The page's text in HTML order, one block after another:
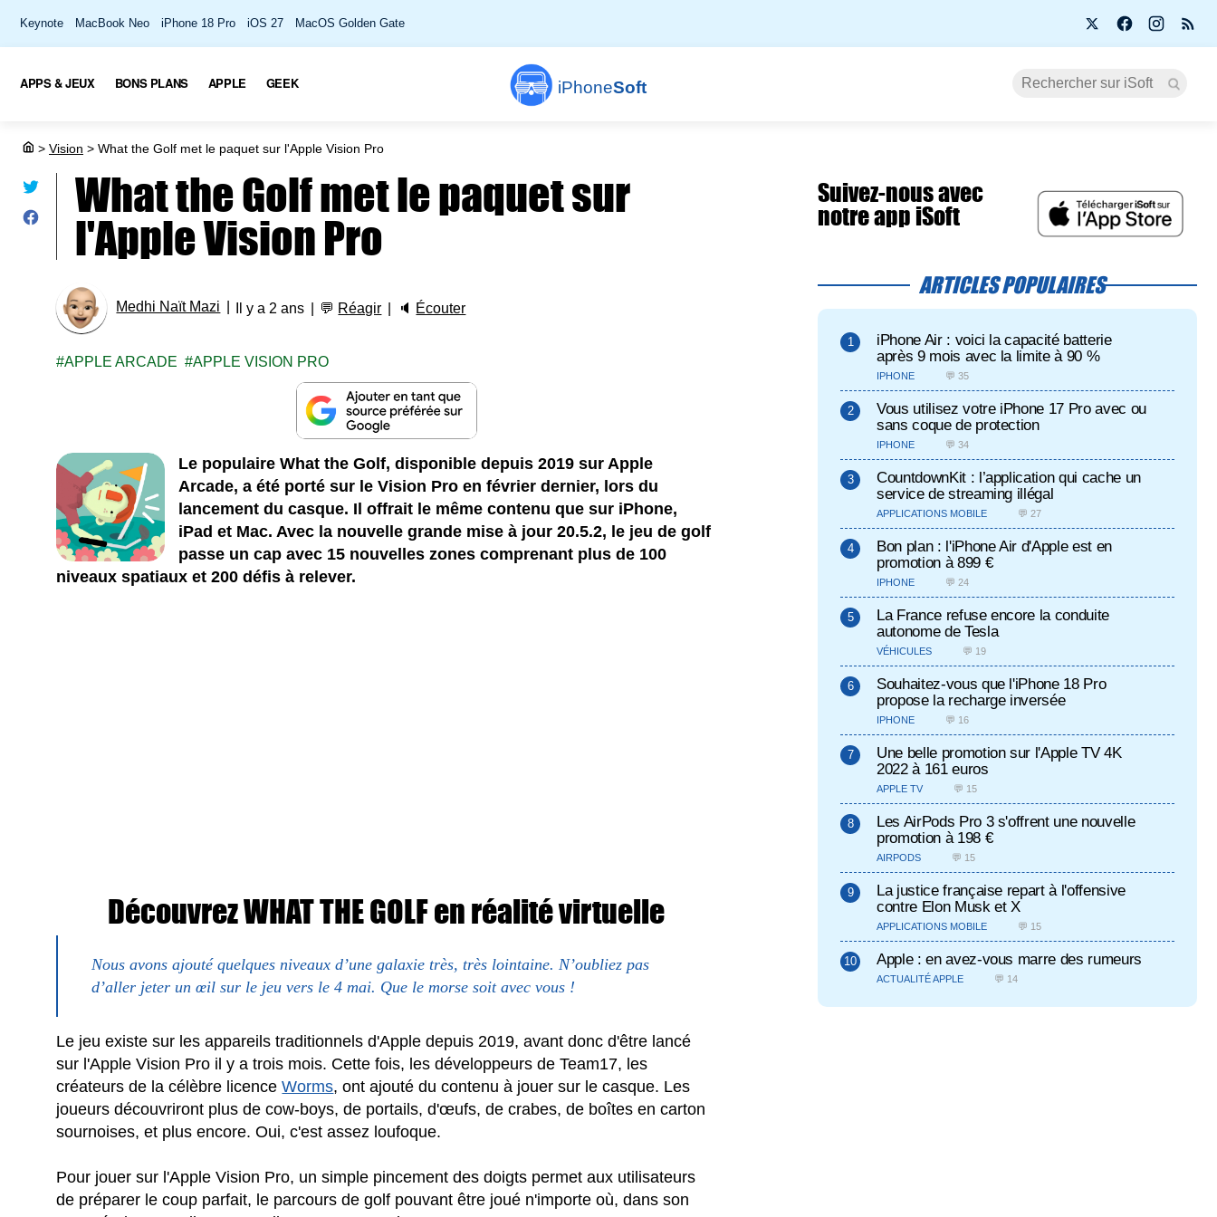
Keynote MacBook Neo iPhone 18 Pro iOS 27 MacOS Golden Gate
iPhoneSoft
APPS & JEUX BONS PLANS APPLE GEEK
> Vision > What the Golf met le paquet sur l'Apple Vision Pro
What the Golf met le paquet sur
l'Apple Vision Pro
Medhi Naït Mazi Il y a 2 ans 💬 Réagir 🔈 Écouter
APPLE ARCADE APPLE VISION PRO
Le populaire What the Golf, disponibledepuis 2019 sur Apple
Arcade, a été porté sur le Vision Pro en février dernier, lors du
lancement du casque. Il offrait le même contenu que sur iPhone,
iPad et Mac. Avec la nouvelle grande mise à jour20.5.2, le jeu de golf
passe un cap avec 15 nouvelles zonescomprenant plus de 100
niveaux spatiaux et 200 défis à relever.
Découvrez WHAT THE GOLF en réalité virtuelle
Nous avons ajouté quelques niveaux d’une galaxie très, très lointaine. N’oubliez pas
d’aller jeter un œil sur le jeu vers le 4 mai. Que le morse soit avec vous !
Le jeu existe sur les appareils traditionnels d'Apple depuis 2019, avant donc d'être lancé
sur l'Apple Vision Pro il y a trois mois. Cette fois, les développeurs de Team17, les
créateurs de la célèbre licenceWorms, ont ajouté du contenu à jouer sur le casque. Les
joueurs découvriront plus de cow-boys, de portails, d'œufs, de crabes, de boîtes en carton
sournoises, et plus encore. Oui, c'est assez loufoque.
Pour jouer sur l'Apple Vision Pro, un simple pincement des doigts permet aux utilisateurs
de préparer le coup parfait, le parcours de golf pouvant être joué n'importe où, dans son
Suivez-nous avec
notre app iSoft
ARTICLES POPULAIRES
iPhone Air : voici la capacité batterie
après 9 mois avec la limite à 90 %
IPHONE 💬 35
Vous utilisez votre iPhone 17 Pro avec ou
sans coque de protection
IPHONE 💬 34
CountdownKit : l’application qui cache un
service de streaming illégal
APPLICATIONS MOBILE 💬 27
Bon plan : l'iPhone Air d'Apple est en
promotion à 899 €
IPHONE 💬 24
La France refuse encore la conduite
autonome de Tesla
VÉHICULES 💬 19
Souhaitez-vous que l'iPhone 18 Pro
propose la recharge inversée
IPHONE 💬 16
Une belle promotion sur l'Apple TV 4K
2022 à 161 euros
APPLE TV 💬 15
Les AirPods Pro 3 s'offrent une nouvelle
promotion à 198 €
AIRPODS 💬 15
La justice française repart à l'offensive
contre Elon Musk et X
APPLICATIONS MOBILE 💬 15
Apple : en avez-vous marre des rumeurs
ACTUALITÉ APPLE 💬 14